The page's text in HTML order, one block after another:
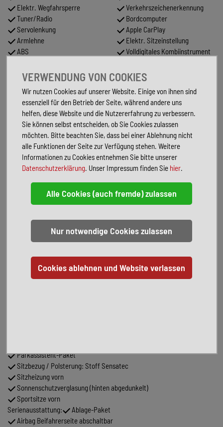
Elektr. Wegfahrsperre
Tuner/Radio
Servolenkung
Armlehne
ABS
ESP
USB
Navigationssystem
Android Auto
Scheckheftgepflegt
Geschwindigkeitsbegrenzer
Sitzheizung
Elektr. Seitenspiegel
anklappbar
Partikelfilter
Metallic
Verkehrszeichenerkennung
Bordcomputer
Apple CarPlay
Elektr. Sitzeinstellung
Volldigitales Kombiinstrument
Musikstreaming integriert
Multifunktionslenkrad
Fernlichtassistent
Isofix
Abgedunkelte Scheiben
Lichtsensor
Tempomat
Start/Stopp-Automatik
LED-Tagfahrlicht
FAHRZEUGBESCHREIBUNG
Sonderausstattung:
DAB-Tuner (Radioempfang digital)
Exterieur Line Aluminium satiniert BMW Individual
Fahrassistenz-System: BMW Gestiksteuerung
Fahrassistenz-System: Fernlichtassistent
Fzg. ohne Modell-Schriftzug
Parkassistent-Paket
Sitzbezug / Polsterung: Stoff Sensatec
Sitzheizung vorn
Sonnenschutzverglasung (hinten abgedunkelt)
Sportsitze vorn
Serienausstattung:
Ablage-Paket
Airbag Beifahrerseite abschaltbar
VERWENDUNG VON COOKIES
Wir nutzen Cookies auf unserer Website. Einige von ihnen sind
essenziell für den Betrieb der Seite, während andere uns
helfen, diese Website und die Nutzererfahrung zu verbessern.
Sie können selbst entscheiden, ob Sie Cookies zulassen
möchten. Bitte beachten Sie, dass bei einer Ablehnung nicht
alle Funktionen der Seite zur Verfügung stehen. Weitere
Informationen zu Cookies entnehmen Sie bitte unserer
Datenschutzerklärung. Unser Impressum finden Sie hier.